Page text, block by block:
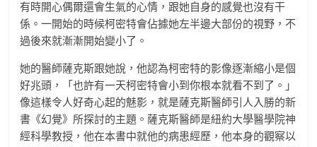
有時開心偶爾還會生氣的心情，跟她自身的感覺也沒有干
係。一開始的時候柯密特會佔據她左半邊大部份的視野，不
過後來就漸漸開始變小了。
她的醫師薩克斯跟她說，他認為柯密特的影像逐漸縮小是個
好兆頭，「也許有一天柯密特會小到你根本就看不到了。」
像這樣令人好奇心起的魅影，就是薩克斯醫師引人入勝的新
書《幻覺》所探討的主題。薩克斯醫師是紐約大學醫學院神
經科學教授，他在本書中就他的病患經歷，他本身的觀察以